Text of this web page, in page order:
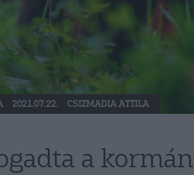
2021.07.22. CSIZMADIA ATTILA
a